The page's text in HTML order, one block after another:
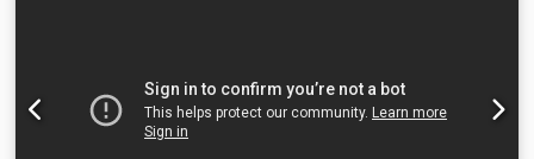
m Altura inclinada mín. 0,45 m, máx. 0,95 m Velocidade de
0,01 a 1,1 rpm Dwsdpfx Acsx Th A Hstea Inclinação até
135° Controle manual e duplo por pedal com indicação de